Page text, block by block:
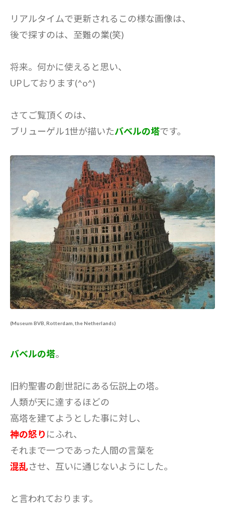
リアルタイムで更新されるこの様な画像は、
後で探すのは、至難の業(笑)
将来。何かに使えると思い、
UPしております(^o^)
さてご覧頂くのは、
ブリューゲル1世が描いたバベルの塔です。
(Museum BVB, Rotterdam, the Netherlands)
バベルの塔。
旧約聖書の創世記にある伝説上の塔。
人類が天に達するほどの
高塔を建てようとした事に対し、
神の怒り にふれ、
それまで一つであった人間の言葉を
混乱させ、互いに通じないようにした。
と言われております。